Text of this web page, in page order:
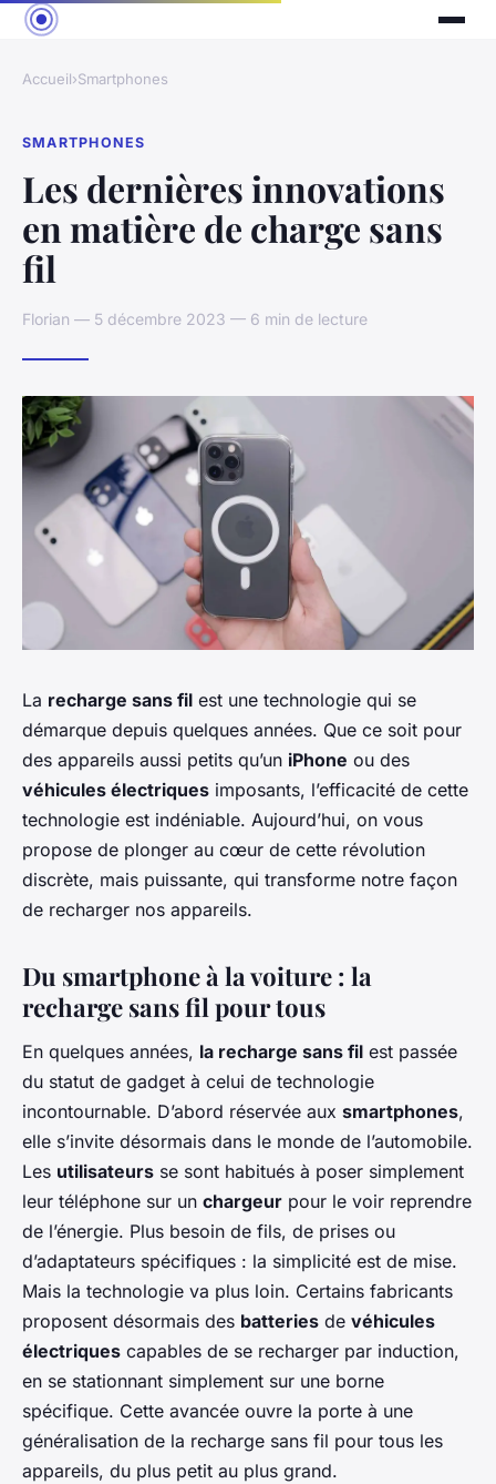
Accueil›Smartphones
SMARTPHONES
Les dernières innovations
en matière de charge sans
fil
Florian — 5 décembre 2023 — 6 min de lecture
La recharge sans fil est une technologie qui se
démarque depuis quelques années. Que ce soit pour
des appareils aussi petits qu’un iPhone ou des
véhicules électriques imposants, l’efficacité de cette
technologie est indéniable. Aujourd’hui, on vous
propose de plonger au cœur de cette révolution
discrète, mais puissante, qui transforme notre façon
de recharger nos appareils.
Du smartphone à la voiture : la
recharge sans fil pour tous
En quelques années, la recharge sans fil est passée
du statut de gadget à celui de technologie
incontournable. D’abord réservée aux smartphones,
elle s’invite désormais dans le monde de l’automobile.
Les utilisateurs se sont habitués à poser simplement
leur téléphone sur un chargeur pour le voir reprendre
de l’énergie. Plus besoin de fils, de prises ou
d’adaptateurs spécifiques : la simplicité est de mise.
Mais la technologie va plus loin. Certains fabricants
proposent désormais des batteries de véhicules
électriques capables de se recharger par induction,
en se stationnant simplement sur une borne
spécifique. Cette avancée ouvre la porte à une
généralisation de la recharge sans fil pour tous les
appareils, du plus petit au plus grand.